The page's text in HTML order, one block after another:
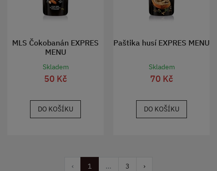
MLS Čokobanán EXPRES
MENU
Skladem
50 Kč
DO KOŠÍKU
Paštika husí EXPRES MENU
Skladem
70 Kč
DO KOŠÍKU
‹ 1 ... 3 ›